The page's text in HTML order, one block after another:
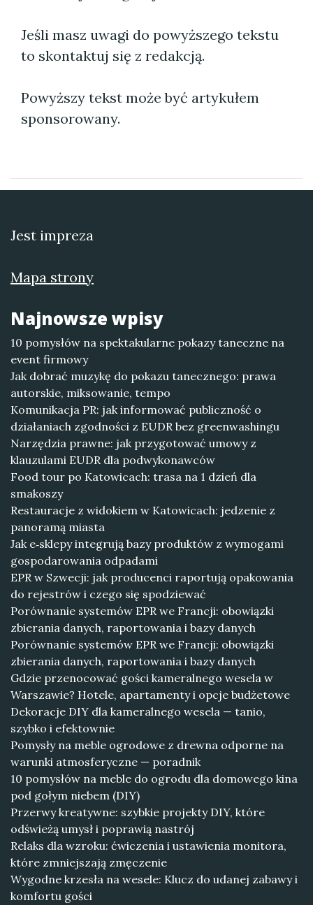
Jeśli masz uwagi do powyższego tekstu
to skontaktuj się z redakcją.
Powyższy tekst może być artykułem
sponsorowany.
Jest impreza
Mapa strony
Najnowsze wpisy
10 pomysłów na spektakularne pokazy taneczne na
event firmowy
Jak dobrać muzykę do pokazu tanecznego: prawa
autorskie, miksowanie, tempo
Komunikacja PR: jak informować publiczność o
działaniach zgodności z EUDR bez greenwashingu
Narzędzia prawne: jak przygotować umowy z
klauzulami EUDR dla podwykonawców
Food tour po Katowicach: trasa na 1 dzień dla
smakoszy
Restauracje z widokiem w Katowicach: jedzenie z
panoramą miasta
Jak e‑sklepy integrują bazy produktów z wymogami
gospodarowania odpadami
EPR w Szwecji: jak producenci raportują opakowania
do rejestrów i czego się spodziewać
Porównanie systemów EPR we Francji: obowiązki
zbierania danych, raportowania i bazy danych
Porównanie systemów EPR we Francji: obowiązki
zbierania danych, raportowania i bazy danych
Gdzie przenocować gości kameralnego wesela w
Warszawie? Hotele, apartamenty i opcje budżetowe
Dekoracje DIY dla kameralnego wesela — tanio,
szybko i efektownie
Pomysły na meble ogrodowe z drewna odporne na
warunki atmosferyczne — poradnik
10 pomysłów na meble do ogrodu dla domowego kina
pod gołym niebem (DIY)
Przerwy kreatywne: szybkie projekty DIY, które
odświeżą umysł i poprawią nastrój
Relaks dla wzroku: ćwiczenia i ustawienia monitora,
które zmniejszają zmęczenie
Wygodne krzesła na wesele: Klucz do udanej zabawy i
komfortu gości